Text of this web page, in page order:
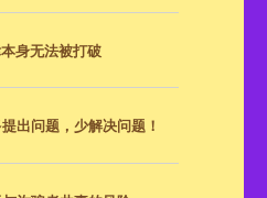
身无法被打破
出问题，少解决问题！